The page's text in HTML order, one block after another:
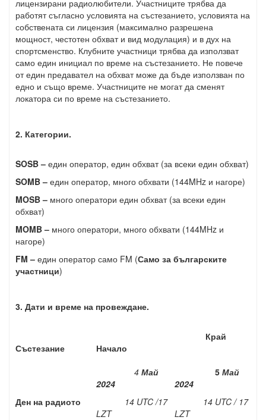
лицензирани радиолюбители. Участниците трябва да
работят съгласно условията на състезанието, условията на
собствената си лицензия (максимално разрешена
мощност, честотен обхват и вид модулация) и в дух на
спортсменство. Клубните участници трябва да използват
само един инициал по време на състезанието. Не повече
от един предавател на обхват може да бъде използван по
едно и също време. Участниците не могат да сменят
локатора си по време на състезанието.
2. Категории.
SOSB – един оператор, един обхват (за всеки един обхват)
SOMB – един оператор, много обхвати (144MHz и нагоре)
MOSB – много оператори един обхват (за всеки един
обхват)
MOMB – много оператори, много обхвати (144MHz и
нагоре)
FM – един оператор само FM (Само за българските
участници)
3. Дати и време на провеждане.
Състезание Начало
Край
Ден на радиото
4 Май
2024
14 UTC /17
LZT
5 Май
2024
14 UTC / 17
LZT